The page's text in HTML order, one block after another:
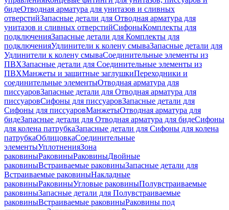
бидеОтводная арматура для унитазов и сливных
отверстийЗапасные детали для Отводная арматура для
унитазов и сливных отверстийСифоныКомплекты для
подключенияЗапасные детали для Комплекты для
подключенияУдлинители к колену смываЗапасные детали для
Удлинители к колену смываСоединительные элементы из
ПВХЗапасные детали для Соединительные элементы из
ПВХМанжеты и защитные заглушкиПереходники и
соединительные элементыОтводная арматура для
писсуаровЗапасные детали для Отводная арматура для
писсуаровCифоны для писсуаровЗапасные детали для
Cифоны для писсуаровМанжетыОтводная арматура для
бидеЗапасные детали для Отводная арматура для бидеСифоны
для колена патрубкаЗапасные детали для Сифоны для колена
патрубкаОблицовкаСоединительные
элементыУплотненияЗона
раковиныРаковиныРаковиныДвойные
раковиныВстраиваемые раковиныЗапасные детали для
Встраиваемые раковиныНакладные
раковиныРаковиныУгловые раковиныПолувстраиваемые
раковиныЗапасные детали для Полувстраиваемые
раковиныВстраиваемые раковиныРаковины под